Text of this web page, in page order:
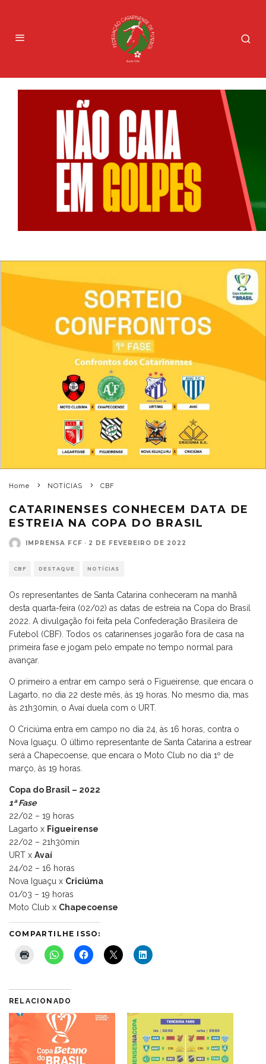
Home NOTÍCIAS CBF
CATARINENSES CONHECEM DATA DE
ESTREIA NA COPA DO BRASIL
IMPRENSA FCF · 2 DE FEVEREIRO DE 2022
CBF DESTAQUE NOTÍCIAS
Os representantes de Santa Catarina conheceram na manhã
desta quarta-feira (02/02) as datas de estreia na Copa do Brasil
2022. A divulgação foi feita pela Confederação Brasileira de
Futebol (CBF). Todos os catarinenses jogarão fora de casa na
primeira fase e jogam pelo empate no tempo normal para
avançar.
O primeiro a entrar em campo será o Figueirense, que encara o
Lagarto, no dia 22 deste mês, às 19 horas. No mesmo dia, mas
às 21h30min, o Avaí duela com o URT.
O Criciúma entra em campo no dia 24, às 16 horas, contra o
Nova Iguaçu. O último representante de Santa Catarina a estrear
será a Chapecoense, que encara o Moto Club no dia 1º de
março, às 19 horas.
Copa do Brasil – 2022
1ª Fase
22/02 – 19 horas
Lagarto x Figueirense
22/02 – 21h30min
URT x Avaí
24/02 – 16 horas
Nova Iguaçu x Criciúma
01/03 – 19 horas
Moto Club x Chapecoense
COMPARTILHE ISSO:
RELACIONADO